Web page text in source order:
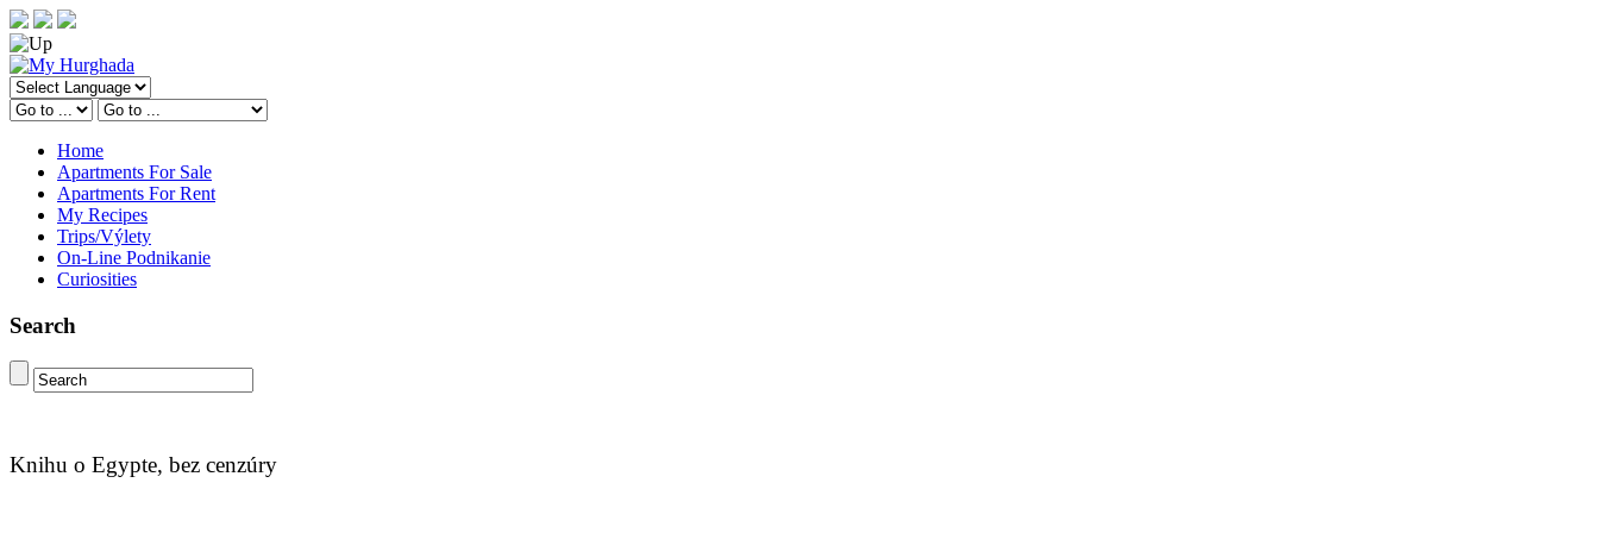
Home
Apartments For Sale
Apartments For Rent
My Recipes
Trips/Výlety
On-Line Podnikanie
Curiosities
Search
Knihu o Egypte, bez cenzúry